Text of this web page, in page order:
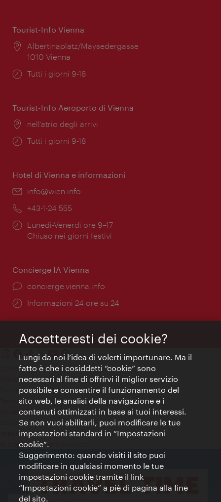
Tourist-Info Vienna
Posizione:
Albertinaplatz/Maysedergasse
1010 Vienna
Orari
Tutti i giorni 9-18
Tourist-Info Aeroporto di Vienna
Posizione:
nell’atrio degli arrivi
Orari
Tutti i giorni 9-18
Hotel di Vienna e informazioni
Email:
info@wien.info
Telefono:
+43-1-24 555
Orari
di
Lunedì-Venerdì ore 9–17
Chiuso nei giorni festivi
Concierge IA Vienna
Ort:
concierge.vienna.info
Öffnungszeiten:
Informazioni 24 ore su 24
Contatti
Colophon
Dichiarazione sulla protezione dei dati
Terms of Use
Accessibilità
Contatto stampa
Impostazioni cookie
© Copyright WienTourismus
Accetteresti dei cookie?
Lungi da noi l’idea di volerti importunare. Ma il
fatto è che i cosiddetti “cookie” sono
necessari al fine di offrirvi il miglior servizio
possibile e consentire il funzionamento del
sito web, le analisi della navigazione e i
contenuti ottimizzati in base ai tuoi interessi.
Se non vuoi abilitarli, puoi modificare le tue
impostazioni standard in “Impostazioni
cookie”.
Suggerimento: quando visiti il sito puoi
modificare in qualsiasi momento le tue
impostazioni cookie tramite il link
“Impostazioni cookie” a piè di pagina alla fine
del sito.